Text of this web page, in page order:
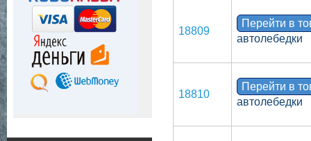
18809
Перейти в
автолебедки
18810
Перейти в
автолебедки